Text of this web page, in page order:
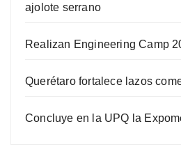
ajolote serrano
Realizan Engineering Camp
Querétaro fortalece lazos
Concluye en la UPQ la